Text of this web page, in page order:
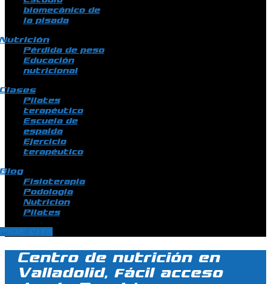
biomecánico de
la pisada
Pérdida de peso
Educación
nutricional
Pilates
terapéutico
Escuela de
espalda
Ejercicio
terapéutico
Fisioterapia
Podologia
Nutricion
Pilates
Centro de nutrición en
Valladolid, fácil acceso